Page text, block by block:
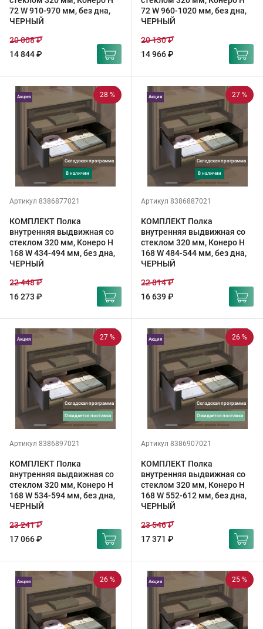
72 W 910-970 мм, без дна,
ЧЕРНЫЙ
14 844 ₽
20 008 ₽
72 W 960-1020 мм, без дна,
ЧЕРНЫЙ
14 966 ₽
20 130 ₽
28 %
Складская программа
в наличии
Акция
Артикул 8386877021
КОМПЛЕКТ Полка
внутренняя выдвижная со
стеклом 320 мм, Конеро H
168 W 434-494 мм, без дна,
ЧЕРНЫЙ
16 273 ₽
22 448 ₽
27 %
Складская программа
в наличии
Акция
Артикул 8386887021
КОМПЛЕКТ Полка
внутренняя выдвижная со
стеклом 320 мм, Конеро H
168 W 484-544 мм, без дна,
ЧЕРНЫЙ
16 639 ₽
22 814 ₽
27 %
Складская программа
ожидается поставка
Акция
Артикул 8386897021
КОМПЛЕКТ Полка
внутренняя выдвижная со
стеклом 320 мм, Конеро H
168 W 534-594 мм, без дна,
ЧЕРНЫЙ
17 066 ₽
23 241 ₽
26 %
Складская программа
ожидается поставка
Акция
Артикул 8386907021
КОМПЛЕКТ Полка
внутренняя выдвижная со
стеклом 320 мм, Конеро H
168 W 552-612 мм, без дна,
ЧЕРНЫЙ
17 371 ₽
23 546 ₽
26 %
Акция 25 %
Акция